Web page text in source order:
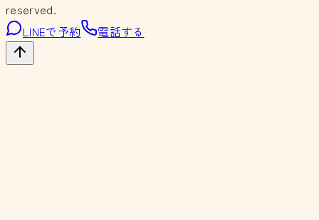
reserved.
LINEで予約
電話する